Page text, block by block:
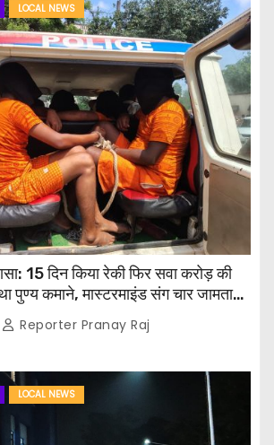
LOCAL NEWS
15 दिन किया रेकी फिर सवा करोड़ की
पुण्य कमाने, मास्टरमाइंड संग चार जामताड़ा
Reporter Pranay Raj
LOCAL NEWS